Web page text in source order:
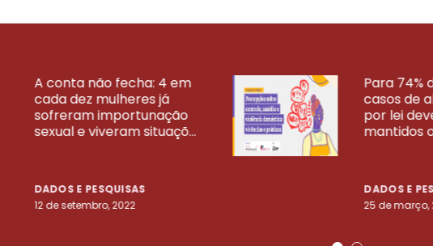
A conta não fecha: 4 em
cada dez mulheres já
sofreram importunação
sexual e viveram situaçõ...
DADOS E PESQUISAS
12 de setembro, 2022
Para 74%
casos de
por lei
mantidos
DADOS E
25 de março,
VEJA MAIS PESQUISAS